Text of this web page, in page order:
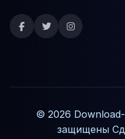
© 2026
защищены